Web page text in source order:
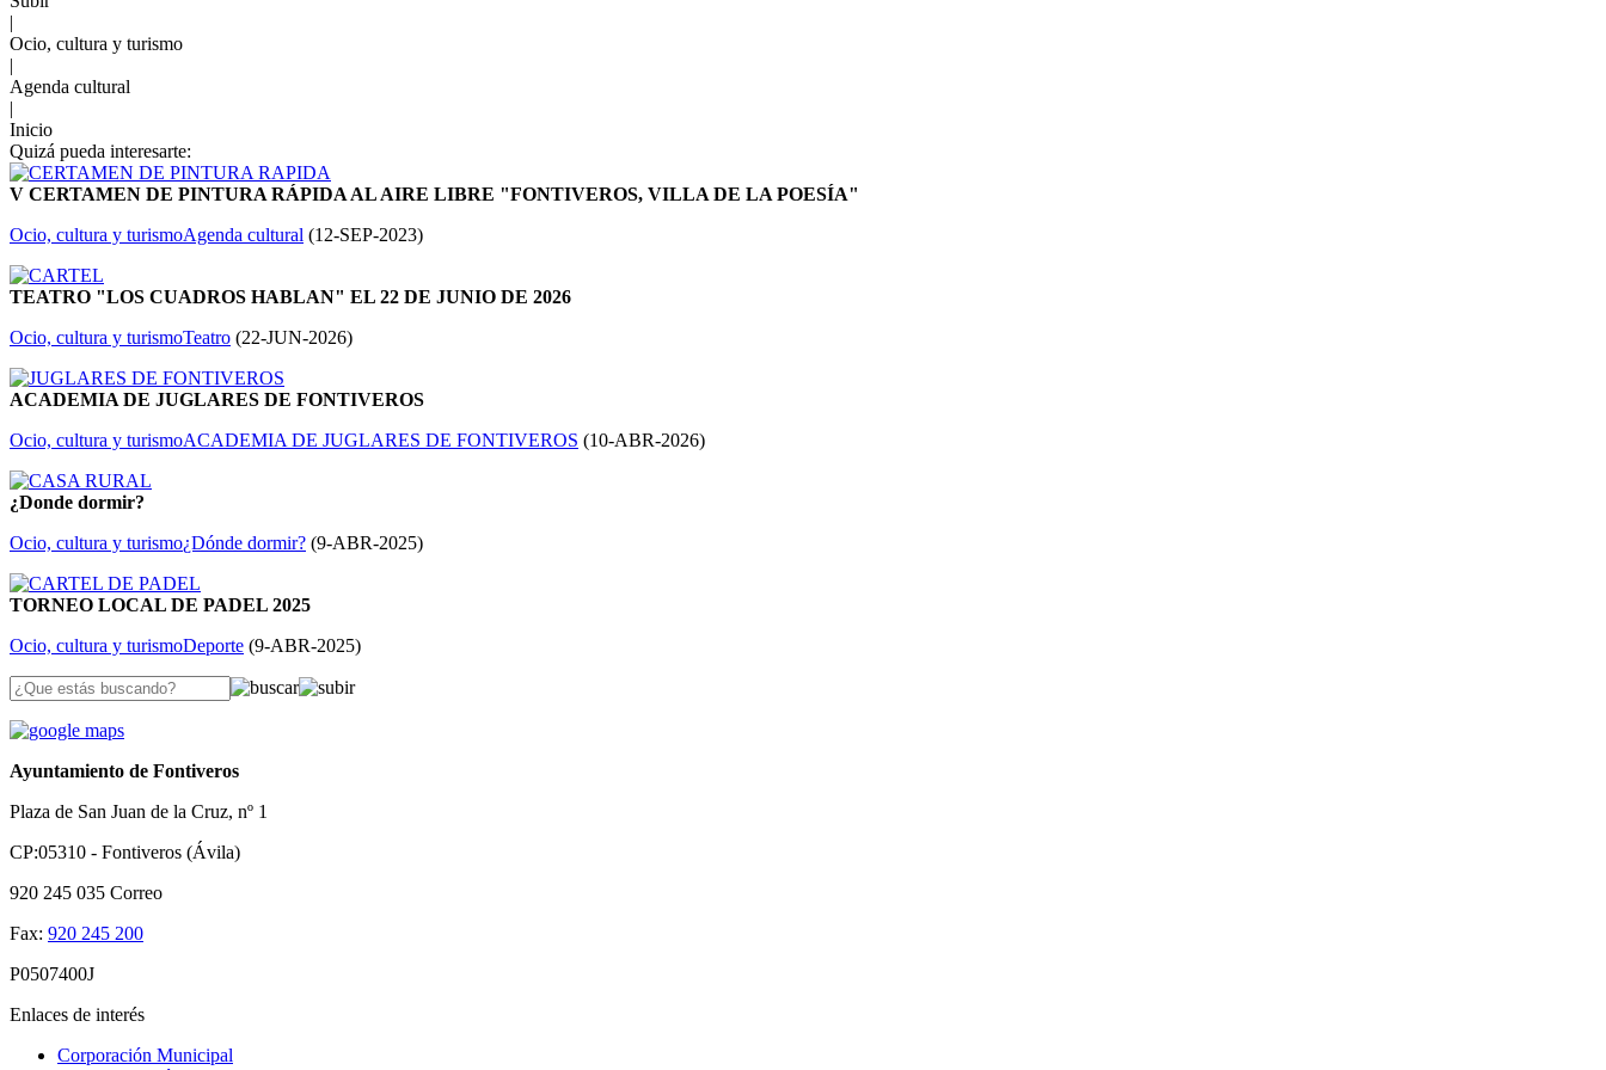
|
Ocio, cultura y turismo
|
Agenda cultural
|
Inicio
Quizá pueda interesarte:
V CERTAMEN DE PINTURA RÁPIDA AL AIRE LIBRE "FONTIVEROS, VILLA DE LA POESÍA"
Ocio, cultura y turismoAgenda cultural (12-SEP-2023)
TEATRO "LOS CUADROS HABLAN" EL 22 DE JUNIO DE 2026
Ocio, cultura y turismoTeatro (22-JUN-2026)
ACADEMIA DE JUGLARES DE FONTIVEROS
Ocio, cultura y turismoACADEMIA DE JUGLARES DE FONTIVEROS (10-ABR-2026)
¿Donde dormir?
Ocio, cultura y turismo¿Dónde dormir? (9-ABR-2025)
TORNEO LOCAL DE PADEL 2025
Ocio, cultura y turismoDeporte (9-ABR-2025)
Ayuntamiento de Fontiveros
Plaza de San Juan de la Cruz, nº 1
CP:05310 - Fontiveros (Ávila)
920 245 035 Correo
Fax: 920 245 200
P0507400J
Enlaces de interés
Corporación Municipal